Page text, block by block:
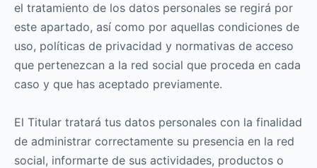
el tratamiento de los datos personales se regirá por
este apartado, así como por aquellas condiciones de
uso, políticas de privacidad y normativas de acceso
que pertenezcan a la red social que proceda en cada
caso y que has aceptado previamente.
El Titular tratará tus datos personales con la finalidad
de administrar correctamente su presencia en la red
social, informarte de sus actividades, productos o